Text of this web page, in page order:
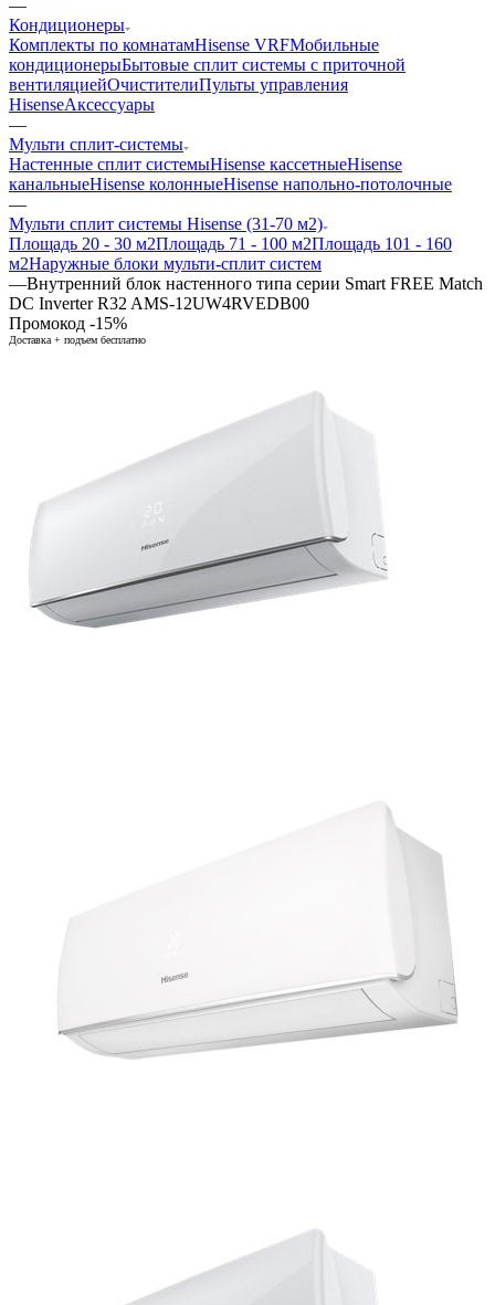
—
Кондиционеры
Комплекты по комнатамHisense VRFМобильные
кондиционерыБытовые сплит системы с приточной
вентиляциейОчистителиПульты управления
HisenseАксессуары
—
Мульти сплит-системы
Настенные сплит системыHisense кассетныеHisense
канальныеHisense колонныеHisense напольно-потолочные
—
Мульти сплит системы Hisense (31-70 м2)
Площадь 20 - 30 м2Площадь 71 - 100 м2Площадь 101 - 160
м2Наружные блоки мульти-сплит систем
—Внутренний блок настенного типа серии Smart FREE Match
DC Inverter R32 AMS-12UW4RVEDB00
Промокод -15%
Доставка + подъем бесплатно